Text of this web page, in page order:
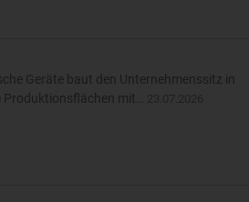
Geräte baut den Unternehmenssitz in
Produktionsflächen mit…